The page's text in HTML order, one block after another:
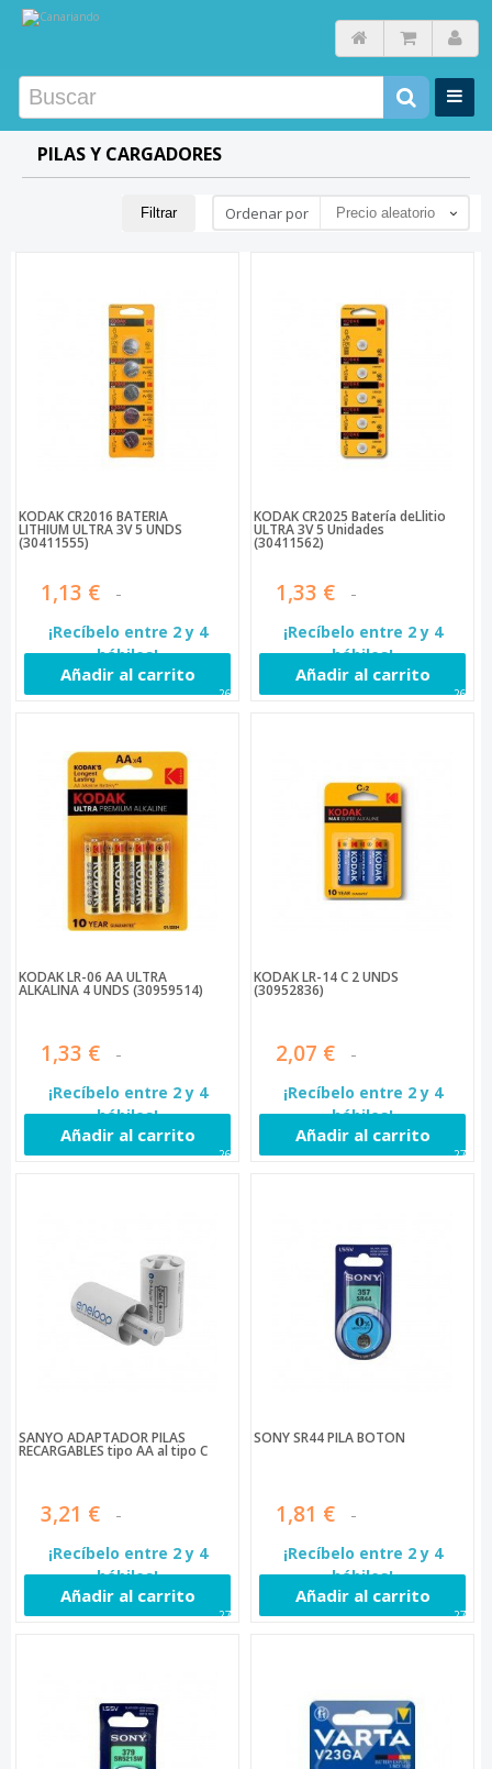
PILAS Y CARGADORES
Filtrar Ordenar por Precio aleatorio
KODAK CR2016 BATERÍA
LITHIUM ULTRA 3V 5 UNDS
(30411555)
1,13 €
¡Recíbelo entre 2 y 4
hábiles!
Añadir al carrito
266
KODAK CR2025 Batería deLlitio
ULTRA 3V 5 Unidades
(30411562)
1,33 €
¡Recíbelo entre 2 y 4
hábiles!
Añadir al carrito
267
KODAK LR-06 AA ULTRA
ALKALINA 4 UNDS (30959514)
1,33 €
¡Recíbelo entre 2 y 4
hábiles!
Añadir al carrito
269
KODAK LR-14 C 2 UNDS
(30952836)
2,07 €
¡Recíbelo entre 2 y 4
hábiles!
Añadir al carrito
270
SANYO ADAPTADOR PILAS
RECARGABLES tipo AA al tipo C
3,21 €
¡Recíbelo entre 2 y 4
hábiles!
Añadir al carrito
272
SONY SR44 PILA BOTÓN
1,81 €
¡Recíbelo entre 2 y 4
hábiles!
Añadir al carrito
273